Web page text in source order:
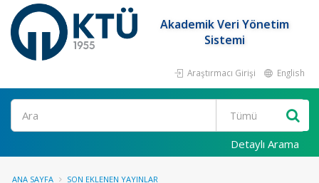
Akademik Veri Yönetim
Sistemi
Araştırmacı Girişi English
Ara
Detaylı Arama
ANA SAYFA SON EKLENEN YAYINLAR